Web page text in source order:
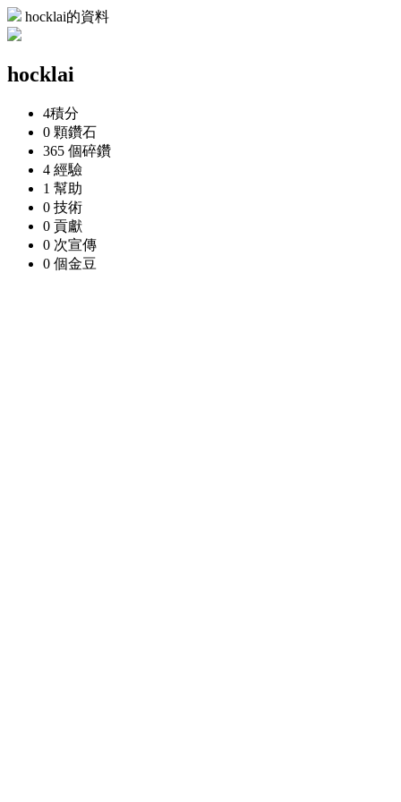
hocklai的資料
hocklai
4積分
0 顆鑽石
365 個碎鑽
4 經驗
1 幫助
0 技術
0 貢獻
0 次宣傳
0 個金豆